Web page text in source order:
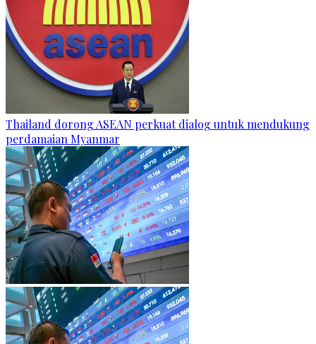
Thailand dorong ASEAN perkuat dialog untuk mendukung
perdamaian Myanmar